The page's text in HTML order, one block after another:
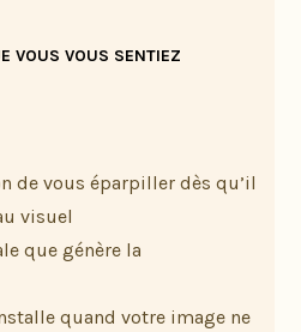
VOUS VOUS SENTIEZ
de vous éparpiller dès qu’il
visuel
que génère la
quand votre image ne